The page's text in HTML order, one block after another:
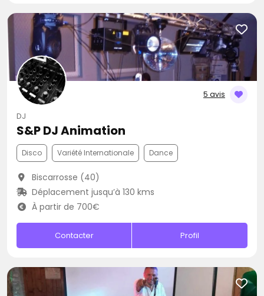
5 avis
DJ
S&P DJ Animation
Disco Variété Internationale Dance
Biscarrosse (40)
Déplacement jusqu’à 130 kms
À partir de 700€
Contacter Profil